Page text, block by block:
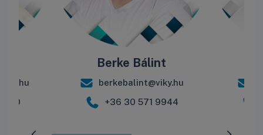
Berke Bálint
berkebalint@viky.hu
+36 30 571 9944